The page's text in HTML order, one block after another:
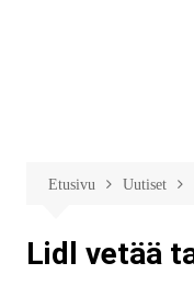
Etusivu Uutiset
Lidl vetää